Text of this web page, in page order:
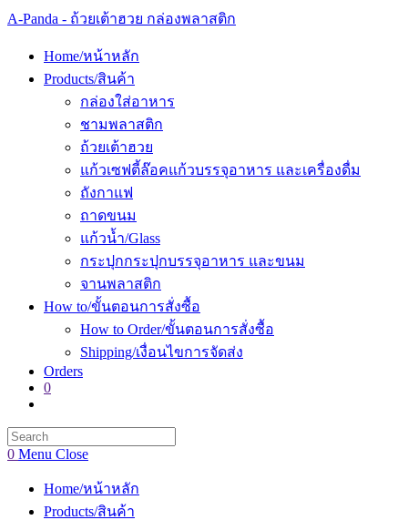
Skip
to
A-Panda - ถ้วยเต้าฮวย กล่องพลาสติก
Home/หน้าหลัก
Products/สินค้า
กล่องใส่อาหาร
ชามพลาสติก
ถ้วยเต้าฮวย
แก้วเซฟตี้ล๊อคแก้วบรรจุอาหาร และเครื่องดื่ม
ถังกาแฟ
ถาดขนม
แก้วน้ำ/Glass
กระปุกกระปุกบรรจุอาหาร และขนม
จานพลาสติก
How to/ขั้นตอนการสั่งซื้อ
How to Order/ขั้นตอนการสั่งซื้อ
Shipping/เงื่อนไขการจัดส่ง
Orders
0
search
0 Menu Close
Home/หน้าหลัก
Products/สินค้า